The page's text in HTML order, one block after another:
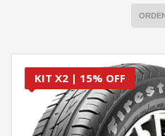
KIT X2 | 15% OFF